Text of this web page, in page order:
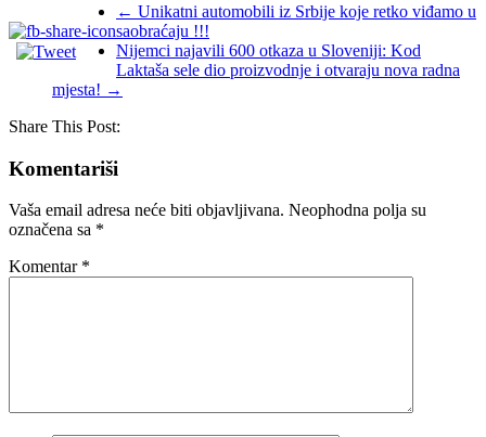
← Unikatni automobili iz Srbije koje retko viđamo u
saobraćaju !!!
Nijemci najavili 600 otkaza u Sloveniji: Kod
Laktaša sele dio proizvodnje i otvaraju nova radna
mjesta! →
Share This Post:
Komentariši
Vaša email adresa neće biti objavljivana. Neophodna polja su
označena sa *
Komentar *